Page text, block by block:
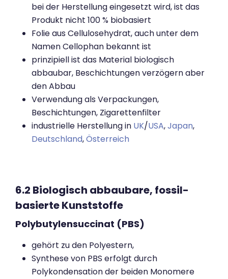
bei der Herstellung eingesetzt wird, ist das
Produkt nicht 100 % biobasiert
Folie aus Cellulosehydrat, auch unter dem
Namen Cellophan bekannt ist
prinzipiell ist das Material biologisch
abbaubar, Beschichtungen verzögern aber
den Abbau
Verwendung als Verpackungen,
Beschichtungen, Zigarettenfilter
industrielle Herstellung in UK/USA,Japan,
Deutschland,Österreich
6.2 Biologisch abbaubare, fossil-
basierte Kunststoffe
Polybutylensuccinat (PBS)
gehört zu den Polyestern,
Synthese von PBS erfolgt durch
Polykondensation der beiden Monomere